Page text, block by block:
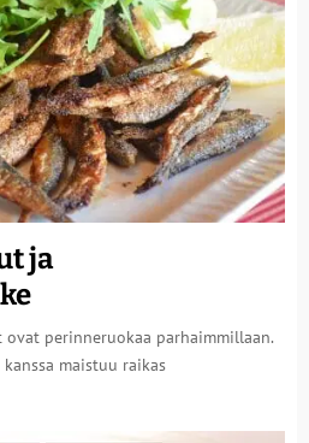
ja
perinneruokaa parhaimmillaan.
maistuu raikas